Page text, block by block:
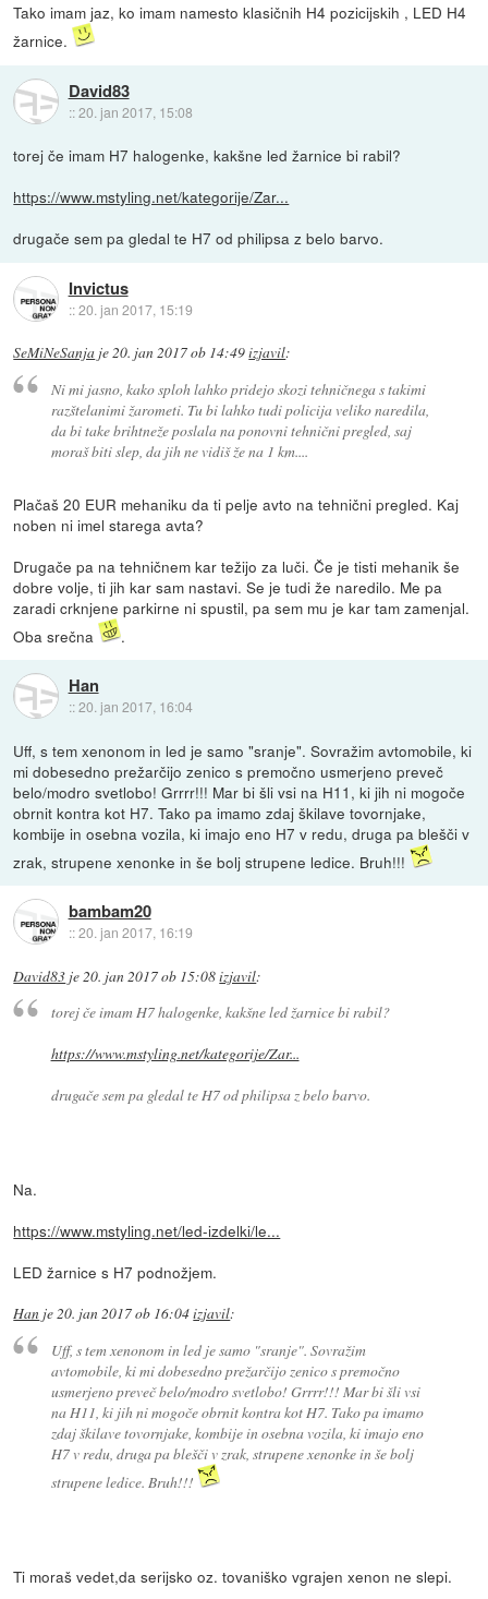
Tako imam jaz, ko imam namesto klasičnih H4 pozicijskih , LED H4
žarnice.
David83
::20. jan 2017, 15:08
torej če imam H7 halogenke, kakšne led žarnice bi rabil?
https://www.mstyling.net/kategorije/Zar...
drugače sem pa gledal te H7 od philipsa z belo barvo.
Invictus
::20. jan 2017, 15:19
SeMiNeSanja je20. jan 2017 ob 14:49izjavil:
Ni mi jasno, kako sploh lahko pridejo skozi tehničnega s takimi
razštelanimi žarometi. Tu bi lahko tudi policija veliko naredila,
da bi take brihtneže poslala na ponovni tehnični pregled, saj
moraš biti slep, da jih ne vidiš že na 1 km....
Plačaš 20 EUR mehaniku da ti pelje avto na tehnični pregled. Kaj
noben ni imel starega avta?
Drugače pa na tehničnem kar težijo za luči. Če je tisti mehanik še
dobre volje, ti jih kar sam nastavi. Se je tudi že naredilo. Me pa
zaradi crknjene parkirne ni spustil, pa sem mu je kar tam zamenjal.
Oba srečna
.
Han
::20. jan 2017, 16:04
Uff, s tem xenonom in led je samo "sranje". Sovražim avtomobile, ki
mi dobesedno prežarčijo zenico s premočno usmerjeno preveč
belo/modro svetlobo! Grrrr!!! Mar bi šli vsi na H11, ki jih ni mogoče
obrnit kontra kot H7. Tako pa imamo zdaj škilave tovornjake,
kombije in osebna vozila, ki imajo eno H7 v redu, druga pa blešči v
zrak, strupene xenonke in še bolj strupene ledice. Bruh!!!
bambam20
::20. jan 2017, 16:19
David83 je20. jan 2017 ob 15:08izjavil:
torej če imam H7 halogenke, kakšne led žarnice bi rabil?
https://www.mstyling.net/kategorije/Zar...
drugače sem pa gledal te H7 od philipsa z belo barvo.
Na.
https://www.mstyling.net/led-izdelki/le...
LED žarnice s H7 podnožjem.
Han je20. jan 2017 ob 16:04izjavil:
Uff, s tem xenonom in led je samo "sranje". Sovražim
avtomobile, ki mi dobesedno prežarčijo zenico s premočno
usmerjeno preveč belo/modro svetlobo! Grrrr!!! Mar bi šli vsi
na H11, ki jih ni mogoče obrnit kontra kot H7. Tako pa imamo
zdaj škilave tovornjake, kombije in osebna vozila, ki imajo eno
H7 v redu, druga pa blešči v zrak, strupene xenonke in še bolj
strupene ledice. Bruh!!!
Ti moraš vedet,da serijsko oz. tovaniško vgrajen xenon ne slepi.